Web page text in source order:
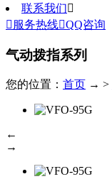
联系我们
 服务热线QQ咨询
气动拨指系列
您的位置： 首页 → >
←
→